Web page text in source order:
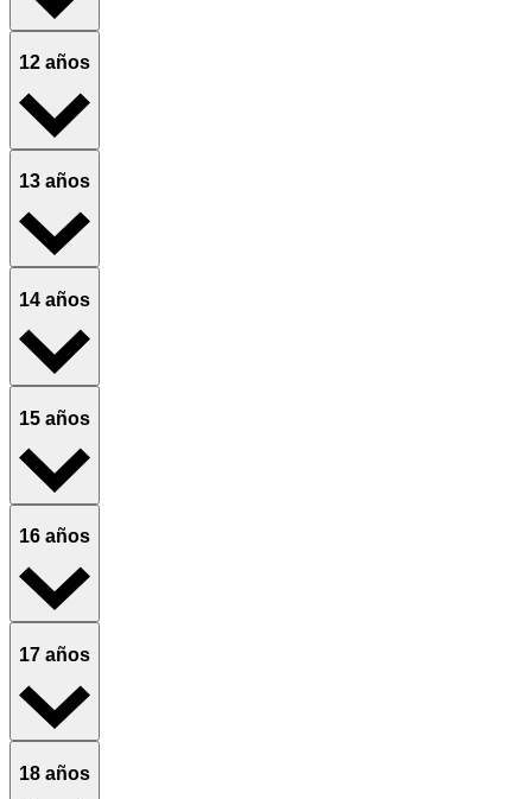
12 años
13 años
14 años
15 años
16 años
17 años
18 años